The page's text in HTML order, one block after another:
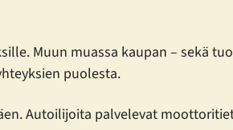
Muun muassa kaupan – sekä
puolesta.
Autoilijoita palvelevat